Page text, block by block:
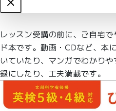
Close
レッスン受講の前に、ご自宅
ド本です。動画・CDなど、本
いていたり、マンガでわかり
録にしたり、工夫満載です。